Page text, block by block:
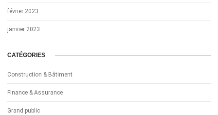
février 2023
janvier 2023
CATÉGORIES
Construction & Bâtiment
Finance & Assurance
Grand public